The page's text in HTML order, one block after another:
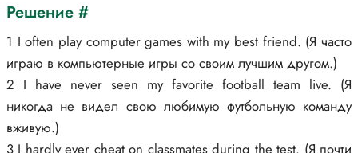
Решение #
1 I often play computer games with my best friend. (Я часто
играю в компьютерные игры со своим лучшим другом.)
2 I have never seen my favorite football team live. (Я
никогда не видел свою любимую футбольную команду
вживую.)
3 I hardly ever cheat on classmates during the test. (Я почти